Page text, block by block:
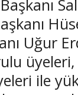
Uğur
ile